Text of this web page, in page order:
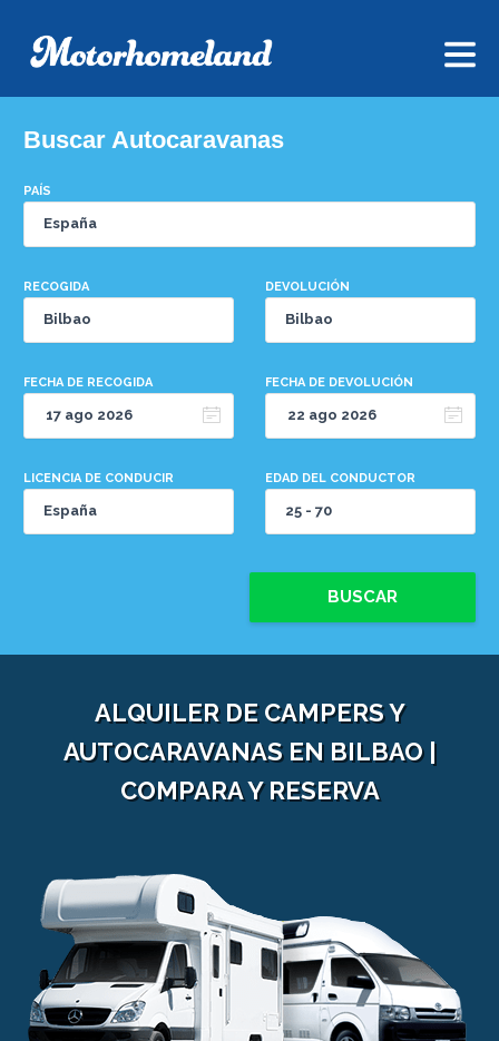
Buscar Autocaravanas
PAÍS
RECOGIDA DEVOLUCIÓN
FECHA DE RECOGIDA FECHA DE DEVOLUCIÓN
LICENCIA DE CONDUCIR EDAD DEL CONDUCTOR
BUSCAR
ALQUILER DE CAMPERS Y
AUTOCARAVANAS EN BILBAO |
COMPARA Y RESERVA